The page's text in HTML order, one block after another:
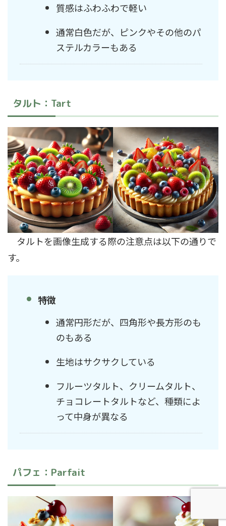
質感はふわふわで軽い
通常白色だが、ピンクやその他のパ
ステルカラーもある
タルト：Tart
タルトを画像生成する際の注意点は以下の通りで
す。
特徴
通常円形だが、四角形や長方形のも
のもある
生地はサクサクしている
フルーツタルト、クリームタルト、
チョコレートタルトなど、種類によ
って中身が異なる
パフェ：Parfait